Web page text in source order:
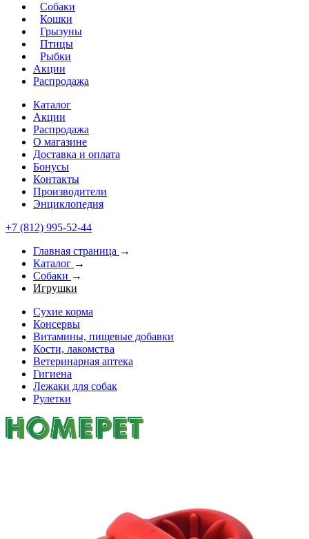
Собаки
Кошки
Грызуны
Птицы
Рыбки
Акции
Распродажа
Каталог
Акции
Распродажа
О магазине
Доставка и оплата
Бонусы
Контакты
Производители
Энциклопедия
+7 (812) 995-52-44
Главная страница →
Каталог →
Собаки →
Игрушки
Сухие корма
Консервы
Витамины, пищевые добавки
Кости, лакомства
Ветеринарная аптека
Гигиена
Лежаки для собак
Рулетки